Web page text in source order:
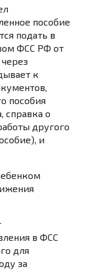
пособие
подать в
ФСС РФ от
к
пособия
справка о
другого
и
в ФСС
для
за